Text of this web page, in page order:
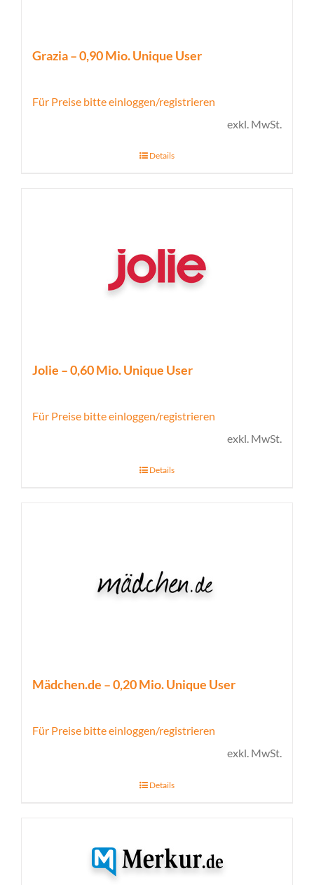
Grazia – 0,90 Mio. Unique User
Für Preise bitte einloggen/registrieren
exkl. MwSt.
Details
Jolie – 0,60 Mio. Unique User
Für Preise bitte einloggen/registrieren
exkl. MwSt.
Details
Mädchen.de – 0,20 Mio. Unique User
Für Preise bitte einloggen/registrieren
exkl. MwSt.
Details